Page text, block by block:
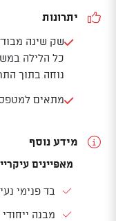
יתרונות
שק שינה
כל הלילה
נוחה בתוך
מתאים למטפסי
מידע נוסף
מאפיינים
בד פנימי
מבנה